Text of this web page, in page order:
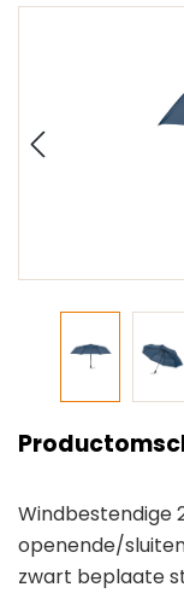
Windbestendige
openende/
zwart beplaate